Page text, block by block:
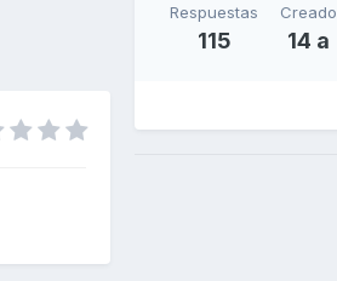
Respuestas
115
Creado
14 a